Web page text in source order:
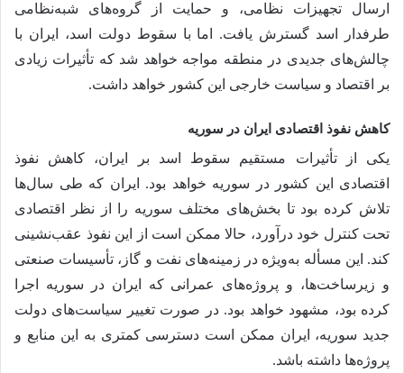
ارسال تجهیزات نظامی، و حمایت از گروه‌های شبه‌نظامی
طرفدار اسد گسترش یافت. اما با سقوط دولت اسد، ایران با
چالش‌های جدیدی در منطقه مواجه خواهد شد که تأثیرات زیادی
بر اقتصاد و سیاست خارجی این کشور خواهد داشت.
کاهش نفوذ اقتصادی ایران در سوریه
یکی از تأثیرات مستقیم سقوط اسد بر ایران، کاهش نفوذ
اقتصادی این کشور در سوریه خواهد بود. ایران که طی سال‌ها
تلاش کرده بود تا بخش‌های مختلف سوریه را از نظر اقتصادی
تحت کنترل خود درآورد، حالا ممکن است از این نفوذ عقب‌نشینی
کند. این مسأله به‌ویژه در زمینه‌های نفت و گاز، تأسیسات صنعتی
و زیرساخت‌ها، و پروژه‌های عمرانی که ایران در سوریه اجرا
کرده بود، مشهود خواهد بود. در صورت تغییر سیاست‌های دولت
جدید سوریه، ایران ممکن است دسترسی کمتری به این منابع و
پروژه‌ها داشته باشد.